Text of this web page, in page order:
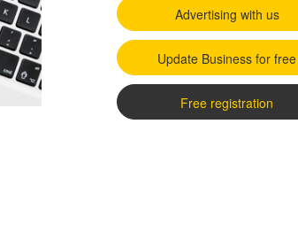
Advertising with us
Update Business for free
Free registration